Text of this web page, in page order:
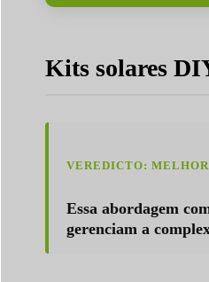
Kits solares
VEREDICTO:
Essa abordagem
gerenciam a